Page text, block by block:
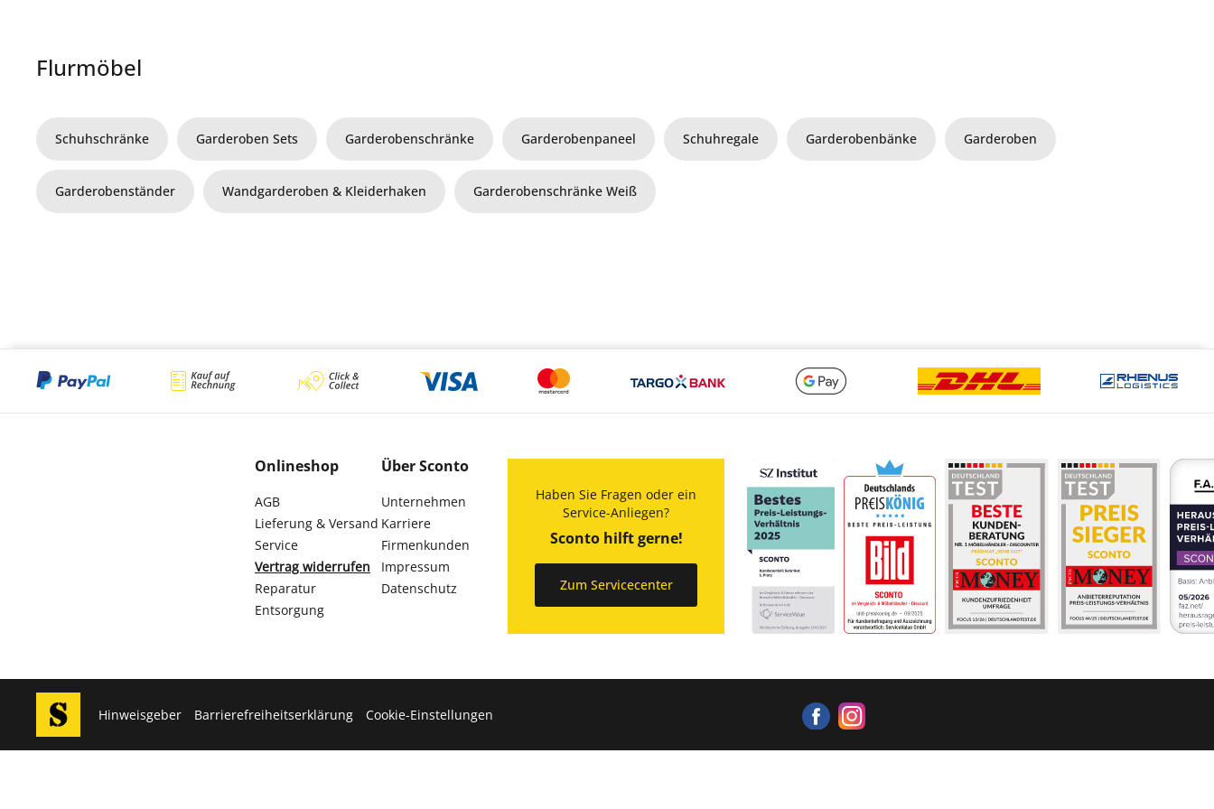
Flurmöbel
Schuhschränke Garderoben Sets Garderobenschränke Garderobenpaneel Schuhregale Garderobenbänke Garderoben
Garderobenständer Wandgarderoben & Kleiderhaken Garderobenschränke Weiß
Onlineshop
AGB
Lieferung & Versand
Service
Vertrag widerrufen
Reparatur
Entsorgung
Über Sconto
Unternehmen
Karriere
Firmenkunden
Impressum
Datenschutz
Haben Sie Fragen oder ein
Service-Anliegen?
Sconto hilft gerne!
Zum Servicecenter
Hinweisgeber Barrierefreiheitserklärung Cookie-Einstellungen